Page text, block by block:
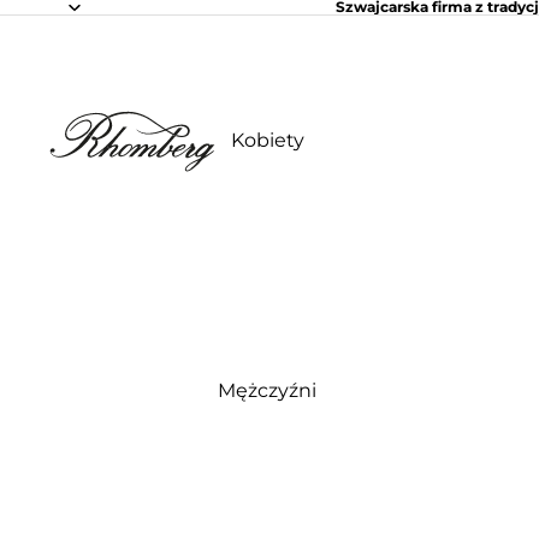
Szwajcarska firma z
Kobiety
Mężczyźni